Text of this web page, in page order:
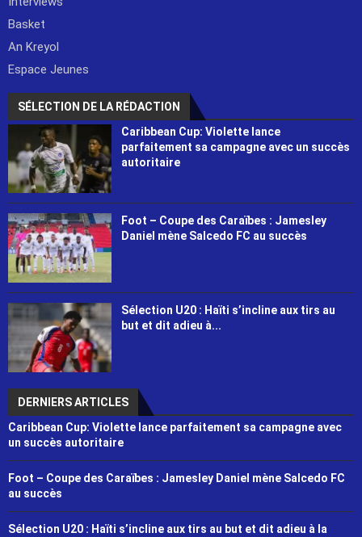
Basket
An Kreyol
Espace Jeunes
SÉLECTION DE LA RÉDACTION
Caribbean Cup: Violette lance
parfaitement sa campagne avec un succès
autoritaire
Foot – Coupe des Caraïbes : Jamesley
Daniel mène Salcedo FC au succès
Sélection U20 : Haïti s’incline aux tirs au
but et dit adieu à...
DERNIERS ARTICLES
Caribbean Cup: Violette lance parfaitement sa campagne avec
un succès autoritaire
Foot – Coupe des Caraïbes : Jamesley Daniel mène Salcedo FC
au succès
Sélection U20 : Haïti s’incline aux tirs au but et dit adieu à la